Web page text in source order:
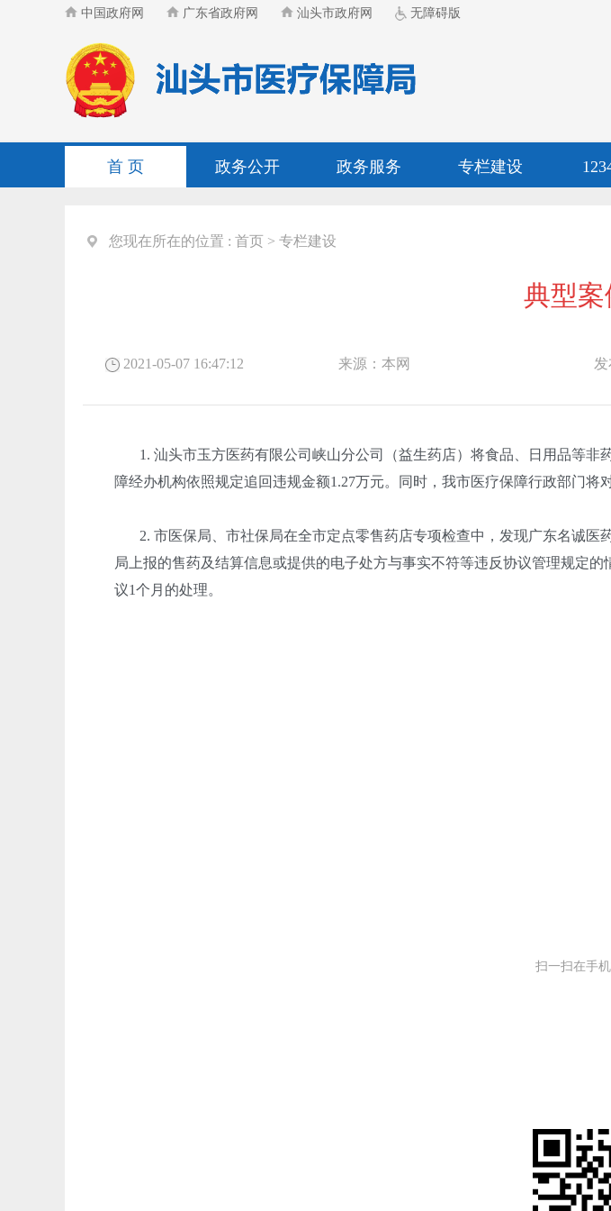
中国政府网 广东省政府网 汕头市政府网 无障碍版
首 页 政务公开 政务服务 专栏建设
您现在所在的位置 : 首页 > 专栏建设
典型
2021-05-07 16:47:12 来源：本网
1. 汕头市玉方医药有限公司峡山分公司（益生药店）将食品、日用品等非
障经办机构依照规定追回违规金额1.27万元。同时，我市医疗保障行政部门将
2. 市医保局、市社保局在全市定点零售药店专项检查中，发现广东名诚医
局上报的售药及结算信息或提供的电子处方与事实不符等违反协议管理规定
议1个月的处理。
扫一扫在手